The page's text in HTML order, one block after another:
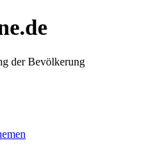
der Bevölkerung